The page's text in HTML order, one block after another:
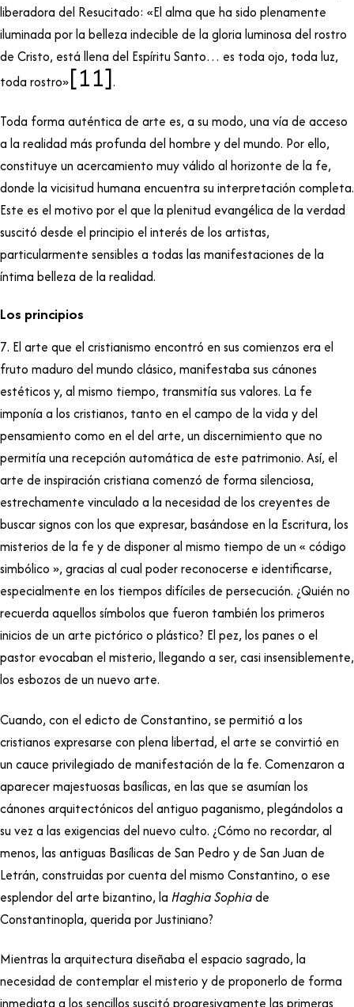
liberadora del Resucitado: «El alma que ha sido plenamente
iluminada por la belleza indecible de la gloria luminosa del rostro
de Cristo, está llena del Espíritu Santo… es toda ojo, toda luz,
toda rostro»[11].
Toda forma auténtica de arte es, a su modo, una vía de acceso
a la realidad más profunda del hombre y del mundo. Por ello,
constituye un acercamiento muy válido al horizonte de la fe,
donde la vicisitud humana encuentra su interpretación completa.
Este es el motivo por el que la plenitud evangélica de la verdad
suscitó desde el principio el interés de los artistas,
particularmente sensibles a todas las manifestaciones de la
íntima belleza de la realidad.
Los principios
7. El arte que el cristianismo encontró en sus comienzos era el
fruto maduro del mundo clásico, manifestaba sus cánones
estéticos y, al mismo tiempo, transmitía sus valores. La fe
imponía a los cristianos, tanto en el campo de la vida y del
pensamiento como en el del arte, un discernimiento que no
permitía una recepción automática de este patrimonio. Así, el
arte de inspiración cristiana comenzó de forma silenciosa,
estrechamente vinculado a la necesidad de los creyentes de
buscar signos con los que expresar, basándose en la Escritura, los
misterios de la fe y de disponer al mismo tiempo de un « código
simbólico », gracias al cual poder reconocerse e identificarse,
especialmente en los tiempos difíciles de persecución. ¿Quién no
recuerda aquellos símbolos que fueron también los primeros
inicios de un arte pictórico o plástico? El pez, los panes o el
pastor evocaban el misterio, llegando a ser, casi insensiblemente,
los esbozos de un nuevo arte.
Cuando, con el edicto de Constantino, se permitió a los
cristianos expresarse con plena libertad, el arte se convirtió en
un cauce privilegiado de manifestación de la fe. Comenzaron a
aparecer majestuosas basílicas, en las que se asumían los
cánones arquitectónicos del antiguo paganismo, plegándolos a
su vez a las exigencias del nuevo culto. ¿Cómo no recordar, al
menos, las antiguas Basílicas de San Pedro y de San Juan de
Letrán, construidas por cuenta del mismo Constantino, o ese
esplendor del arte bizantino, la Haghia Sophiade
Constantinopla, querida por Justiniano?
Mientras la arquitectura diseñaba el espacio sagrado, la
necesidad de contemplar el misterio y de proponerlo de forma